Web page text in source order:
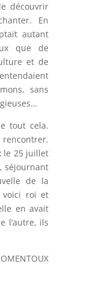
découvrir
En
autant
que de
et de
sans
tout cela.
rencontrer.
le 25 juillet
séjournant
de la
roi et
en avait
l’autre, ils